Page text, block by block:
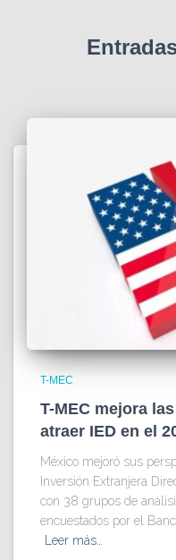
T-MEC
T-MEC mejora
atraer IED en el
México mejoró sus
Inversión Extranjera
con 38 grupos de
encuestados por el
Leer más…